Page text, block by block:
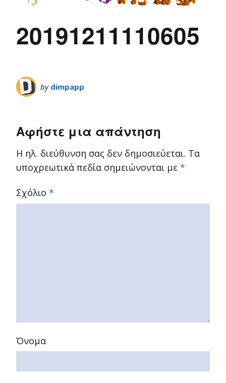
20191211110605
by dimpapp
Αφήστε μια απάντηση
Η ηλ. διεύθυνση σας δεν δημοσιεύεται. Τα
υποχρεωτικά πεδία σημειώνονται με *
Σχόλιο *
Όνομα